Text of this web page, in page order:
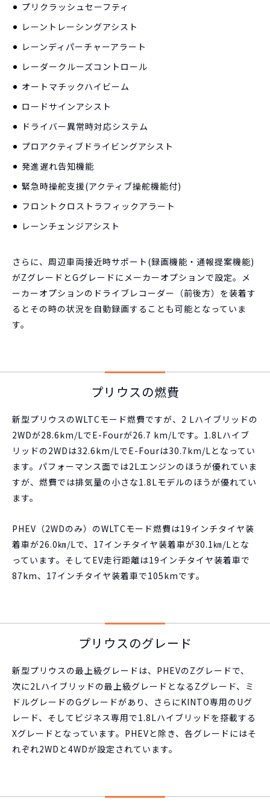
プリクラッシュセーフティ
レーントレーシングアシスト
レーンディパーチャーアラート
レーダークルーズコントロール
オートマチックハイビーム
ロードサインアシスト
ドライバー異常時対応システム
プロアクティブドライビングアシスト
発進遅れ告知機能
緊急時操舵支援(アクティブ操舵機能付)
フロントクロストラフィックアラート
レーンチェンジアシスト
さらに、周辺車両接近時サポート(録画機能・通報提案機能)
がZグレードとGグレードにメーカーオプションで設定。メ
ーカーオプションのドライブレコーダー（前後方）を装着す
るとその時の状況を自動録画することも可能となっていま
す。
プリウスの燃費
新型プリウスのWLTCモード燃費ですが、2 Lハイブリッドの
2WDが28.6km/LでE-Fourが26.7 km/Lです。1.8Lハイブ
リッドの2WDは32.6km/LでE-Fourは30.7km/Lとなってい
ます。パフォーマンス面では2Lエンジンのほうが優れていま
すが、燃費では排気量の小さな1.8Lモデルのほうが優れてい
ます。
PHEV（2WDのみ）のWLTCモード燃費は19インチタイヤ装
着車が26.0㎞/Lで、17インチタイヤ装着車が30.1㎞/Lとな
っています。そしてEV走行距離は19インチタイヤ装着車で
87km、17インチタイヤ装着車で105kmです。
プリウスのグレード
新型プリウスの最上級グレードは、PHEVのZグレードで、
次に2Lハイブリッドの最上級グレードとなるZグレード、ミ
ドルグレードのGグレードがあり、さらにKINTO専用のUグ
レード、そしてビジネス専用で1.8Lハイブリッドを搭載する
Xグレードとなっています。PHEVと除き、各グレードにはそ
れぞれ2WDと4WDが設定されています。